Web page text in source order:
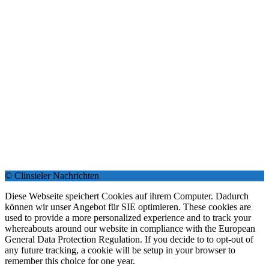
© Clinsieler Nachrichten
Diese Webseite speichert Cookies auf ihrem Computer. Dadurch
können wir unser Angebot für SIE optimieren. These cookies are
used to provide a more personalized experience and to track your
whereabouts around our website in compliance with the European
General Data Protection Regulation. If you decide to to opt-out of
any future tracking, a cookie will be setup in your browser to
remember this choice for one year.